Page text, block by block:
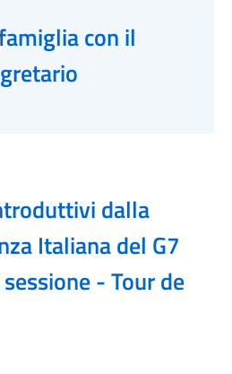
con il
dalla
Italiana del G7
- Tour de